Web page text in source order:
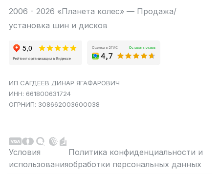
2006 - 2026 «Планета колес» — Продажа/
установка шин и дисков
ИП САГДЕЕВ ДИНАР ЯГАФАРОВИЧ
ИНН: 661800631724
ОГРНИП: 308662003600038
Условия
использования
Политика конфиденциальности и
обработки персональных данных